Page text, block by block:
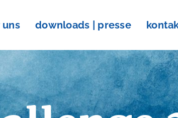
uns downloads | presse